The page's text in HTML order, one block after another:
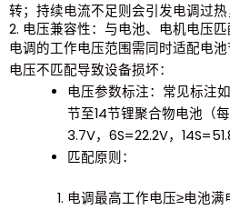
转；持续电流不足则会引发电调过热
2. 电压兼容性：与电池、电机电压匹
电调的工作电压范围需同时适配电
电压不匹配导致设备损坏：
电压参数标注：常见标注
节至14节锂聚合物电池（
3.7V，6S=22.2V，
匹配原则：
电调最高工作电压≥电池